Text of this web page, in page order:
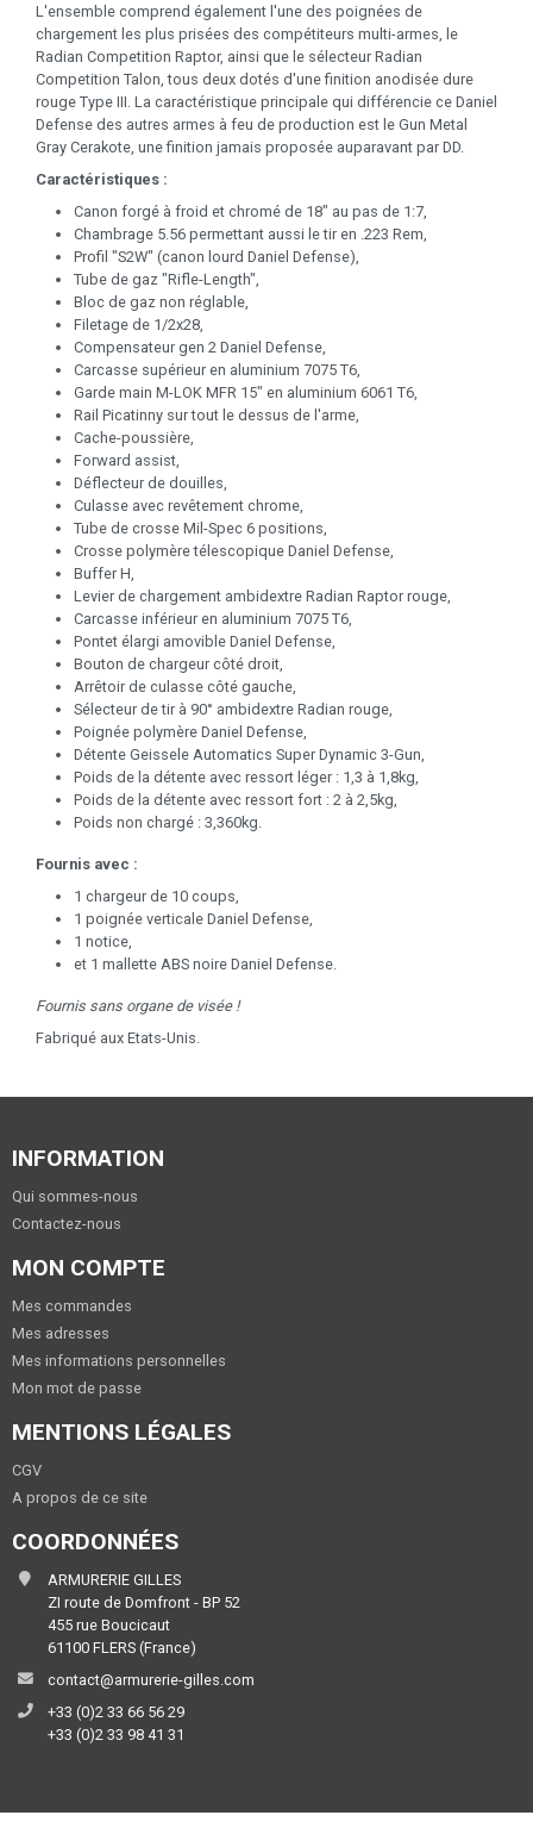
L'ensemble comprend également l'une des poignées de
chargement les plus prisées des compétiteurs multi-armes, le
Radian Competition Raptor, ainsi que le sélecteur Radian
Competition Talon, tous deux dotés d'une finition anodisée dure
rouge Type III. La caractéristique principale qui différencie ce Daniel
Defense des autres armes à feu de production est le Gun Metal
Gray Cerakote, une finition jamais proposée auparavant par DD.
Caractéristiques :
Canon forgé à froid et chromé de 18" au pas de 1:7,
Chambrage 5.56 permettant aussi le tir en .223 Rem,
Profil "S2W" (canon lourd Daniel Defense),
Tube de gaz "Rifle-Length",
Bloc de gaz non réglable,
Filetage de 1/2x28,
Compensateur gen 2 Daniel Defense,
Carcasse supérieur en aluminium 7075 T6,
Garde main M-LOK MFR 15" en aluminium 6061 T6,
Rail Picatinny sur tout le dessus de l'arme,
Cache-poussière,
Forward assist,
Déflecteur de douilles,
Culasse avec revêtement chrome,
Tube de crosse Mil-Spec 6 positions,
Crosse polymère télescopique Daniel Defense,
Buffer H,
Levier de chargement ambidextre Radian Raptor rouge,
Carcasse inférieur en aluminium 7075 T6,
Pontet élargi amovible Daniel Defense,
Bouton de chargeur côté droit,
Arrêtoir de culasse côté gauche,
Sélecteur de tir à 90° ambidextre Radian rouge,
Poignée polymère Daniel Defense,
Détente Geissele Automatics Super Dynamic 3-Gun,
Poids de la détente avec ressort léger : 1,3 à 1,8kg,
Poids de la détente avec ressort fort : 2 à 2,5kg,
Poids non chargé : 3,360kg.
Fournis avec :
1 chargeur de 10 coups,
1 poignée verticale Daniel Defense,
1 notice,
et 1 mallette ABS noire Daniel Defense.
Fournis sans organe de visée !
Fabriqué aux Etats-Unis.
INFORMATION
Qui sommes-nous
Contactez-nous
MON COMPTE
Mes commandes
Mes adresses
Mes informations personnelles
Mon mot de passe
MENTIONS LÉGALES
CGV
A propos de ce site
COORDONNÉES
ARMURERIE GILLES
ZI route de Domfront - BP 52
455 rue Boucicaut
61100 FLERS (France)
contact@armurerie-gilles.com
+33 (0)2 33 66 56 29
+33 (0)2 33 98 41 31